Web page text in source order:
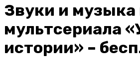
Звуки и музыка
мультсериала
истории» –